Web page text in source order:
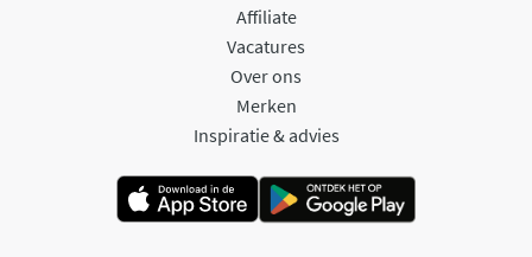
Affiliate
Vacatures
Over ons
Merken
Inspiratie & advies